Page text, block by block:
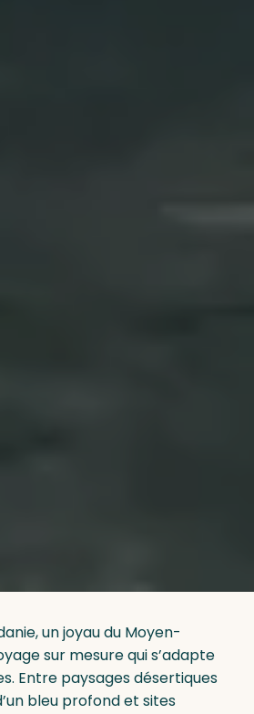
un joyau du Moyen-
sur mesure qui s’adapte
Entre paysages désertiques
bleu profond et sites